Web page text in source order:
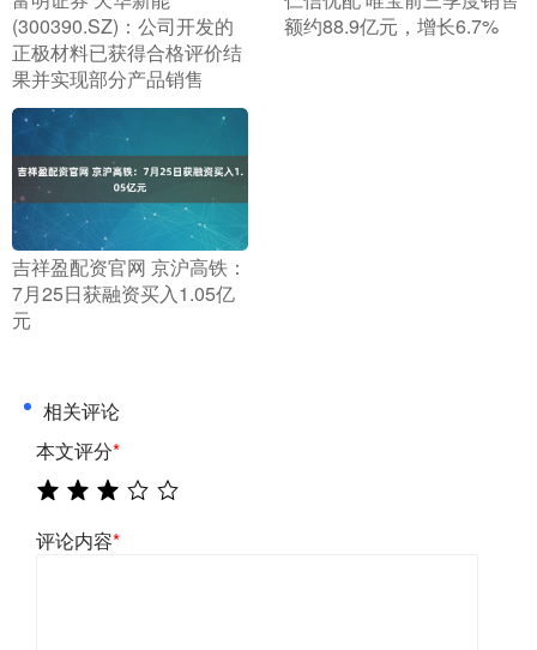
(300390.SZ)：公司开发的
正极材料已获得合格评价结
果并实现部分产品销售
额约88.9亿元，增长6.7%
​吉祥盈配资官网 京沪高铁：
7月25日获融资买入1.05亿
元
相关评论
本文评分*
评论内容*